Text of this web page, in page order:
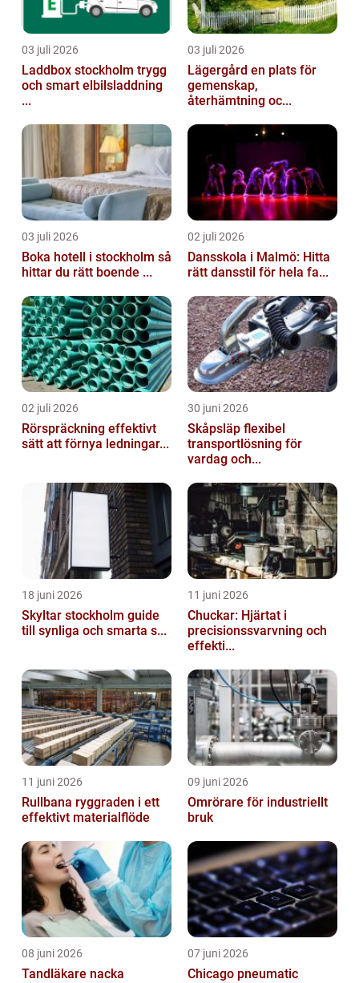
03 juli 2026
Laddbox stockholm trygg
och smart elbilsladdning
...
03 juli 2026
Lägergård en plats för
gemenskap,
återhämtning oc...
03 juli 2026
Boka hotell i stockholm så
hittar du rätt boende ...
02 juli 2026
Dansskola i Malmö: Hitta
rätt dansstil för hela fa...
02 juli 2026
Rörspräckning effektivt
sätt att förnya ledningar...
30 juni 2026
Skåpsläp flexibel
transportlösning för
vardag och...
18 juni 2026
Skyltar stockholm guide
till synliga och smarta s...
11 juni 2026
Chuckar: Hjärtat i
precisionssvarvning och
effekti...
11 juni 2026
Rullbana ryggraden i ett
effektivt materialflöde
09 juni 2026
Omrörare för industriellt
bruk
08 juni 2026
Tandläkare nacka
07 juni 2026
Chicago pneumatic